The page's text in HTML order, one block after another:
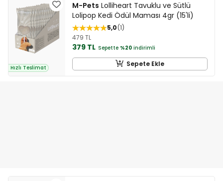
Hızlı Teslimat
M-Pets Lolliheart Tavuklu ve Sütlü
Lolipop Kedi Ödül Maması 4gr (15'li)
5,0 1
479 TL
379 TL Sepette %20 indirimli
Sepete Ekle